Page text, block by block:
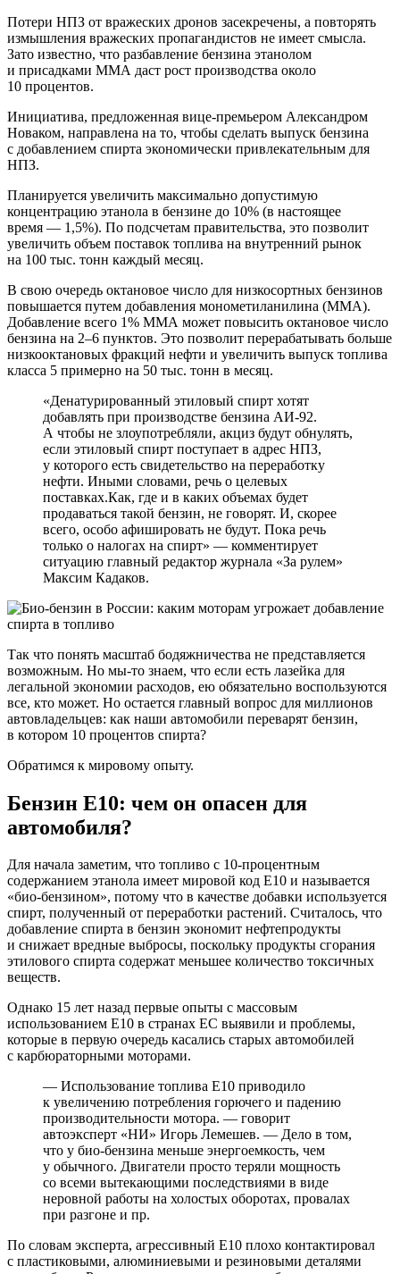
Потери НПЗ от вражеских дронов засекречены, а повторять
измышления вражеских пропагандистов не имеет смысла.
Зато известно, что разбавление бензина этанолом
и присадками ММА даст рост производства около
10 процентов.
Инициатива, предложенная вице-премьером Александром
Новаком, направлена на то, чтобы сделать выпуск бензина
с добавлением спирта экономически привлекательным для
НПЗ.
Планируется увеличить максимально допустимую
концентрацию этанола в бензине до 10% (в настоящее
время — 1,5%). По подсчетам правительства, это позволит
увеличить объем поставок топлива на внутренний рынок
на 100 тыс. тонн каждый месяц.
В свою очередь октановое число для низкосортных бензинов
повышается путем добавления монометиланилина (ММА).
Добавление всего 1% ММА может повысить октановое число
бензина на 2–6 пунктов. Это позволит перерабатывать больше
низкооктановых фракций нефти и увеличить выпуск топлива
класса 5 примерно на 50 тыс. тонн в месяц.
«Денатурированный этиловый спирт хотят
добавлять при производстве бензина АИ-92.
А чтобы не злоупотребляли, акциз будут обнулять,
если этиловый спирт поступает в адрес НПЗ,
у которого есть свидетельство на переработку
нефти. Иными словами, речь о целевых
поставках.Как, где и в каких объемах будет
продаваться такой бензин, не говорят. И, скорее
всего, особо афишировать не будут. Пока речь
только о налогах на спирт» — комментирует
ситуацию главный редактор журнала «За рулем»
Максим Кадаков.
Так что понять масштаб бодяжничества не представляется
возможным. Но мы-то знаем, что если есть лазейка для
легальной экономии расходов, ею обязательно воспользуются
все, кто может. Но остается главный вопрос для миллионов
автовладельцев: как наши автомобили переварят бензин,
в котором 10 процентов спирта?
Обратимся к мировому опыту.
Бензин Е10: чем он опасен для
автомобиля?
Для начала заметим, что топливо с 10-процентным
содержанием этанола имеет мировой код Е10 и называется
«био-бензином», потому что в качестве добавки используется
спирт, полученный от переработки растений. Считалось, что
добавление спирта в бензин экономит нефтепродукты
и снижает вредные выбросы, поскольку продукты сгорания
этилового спирта содержат меньшее количество токсичных
веществ.
Однако 15 лет назад первые опыты с массовым
использованием Е10 в странах ЕС выявили и проблемы,
которые в первую очередь касались старых автомобилей
с карбюраторными моторами.
— Использование топлива E10 приводило
к увеличению потребления горючего и падению
производительности мотора. — говорит
автоэксперт «НИ» Игорь Лемешев. — Дело в том,
что у био-бензина меньше энергоемкость, чем
у обычного. Двигатели просто теряли мощность
со всеми вытекающими последствиями в виде
неровной работы на холостых оборотах, провалах
при разгоне и пр.
По словам эксперта, агрессивный Е10 плохо контактировал
с пластиковыми, алюминиевыми и резиновыми деталями